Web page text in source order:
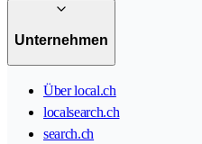
Unternehmen
Über local.ch
localsearch.ch
search.ch